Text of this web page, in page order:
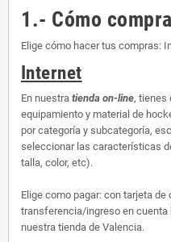
1.- Cómo
Elige cómo hacer tus compras:
Internet
En nuestra tienda on-line, tienes
equipamiento y material de
por categoría y subcategoría,
seleccionar las características
talla, color, etc).
Elige como pagar: con tarjeta de
transferencia/ingreso en cuenta
nuestra tienda de Valencia.